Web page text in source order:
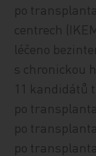
po
centrech
léčeno
s chronickou
11 kandidátů
po
po
po